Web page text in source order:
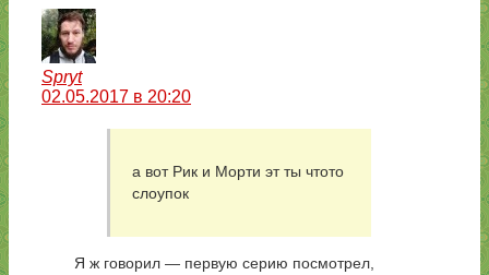
Spryt
02.05.2017 в 20:20
а вот Рик и Морти эт ты чтото
слоупок
Я ж говорил — первую серию посмотрел,